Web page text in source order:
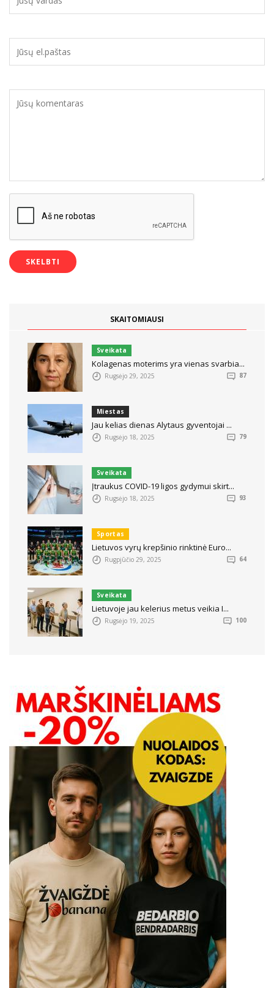
SKAITOMIAUSI
Sveikata
Kolagenas moterims yra vienas svarbia...
Rugsėjo 29, 2025 87
Miestas
Jau kelias dienas Alytaus gyventojai ...
Rugsėjo 18, 2025 79
Sveikata
Įtraukus COVID-19 ligos gydymui skirt...
Rugsėjo 18, 2025 93
Sportas
Lietuvos vyrų krepšinio rinktinė Euro...
Rugpjūčio 29, 2025 64
Sveikata
Lietuvoje jau kelerius metus veikia I...
Rugsėjo 19, 2025 100